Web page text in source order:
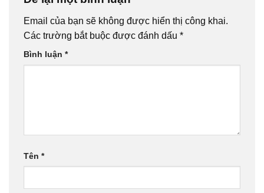
Email của bạn sẽ không được hiển thị công khai.
Các trường bắt buộc được đánh dấu *
Bình luận *
Tên *